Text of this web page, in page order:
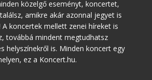
közelgő eseményt, koncertet,
amikre akár azonnal jegyet is
A koncertek mellett zenei híreket is
továbbá mindent megtudhatsz
helyszínekről is. Minden koncert egy
ez a Koncert.hu.